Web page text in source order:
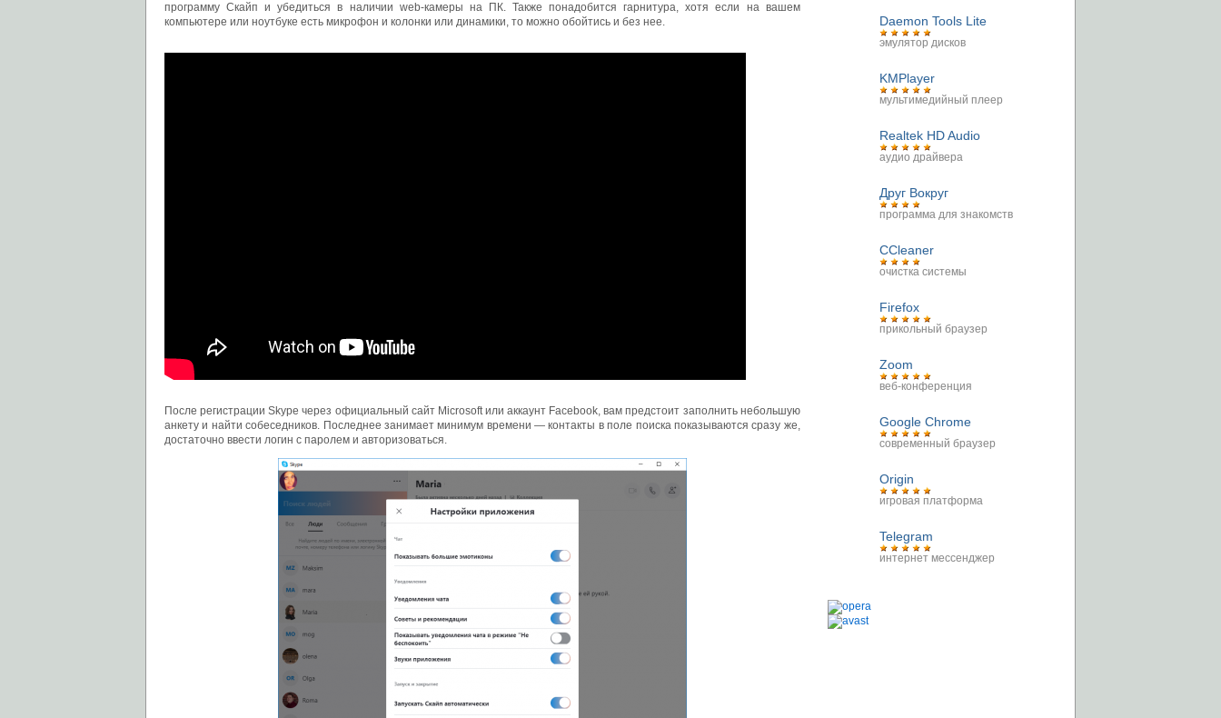
программу Скайп и убедиться в наличии web-камеры на ПК. Также понадобится гарнитура, хотя если на вашем
компьютере или ноутбуке есть микрофон и колонки или динамики, то можно обойтись и без нее.
После регистрации Skype через официальный сайт Microsoft или аккаунт Facebook, вам предстоит заполнить небольшую
анкету и найти собеседников. Последнее занимает минимум времени — контакты в поле поиска показываются сразу же,
достаточно ввести логин с паролем и авторизоваться.
Daemon Tools Lite
эмулятор дисков
KMPlayer
мультимедийный плеер
Realtek HD Audio
аудио драйвера
Друг Вокруг
программа для знакомств
CCleaner
очистка системы
Firefox
прикольный браузер
Zoom
веб-конференция
Google Chrome
современный браузер
Origin
игровая платформа
Telegram
интернет мессенджер